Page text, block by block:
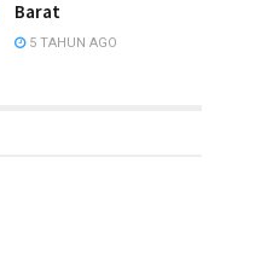
Barat
5 TAHUN AGO